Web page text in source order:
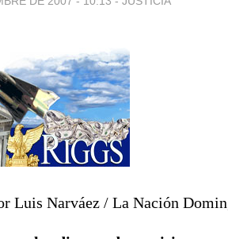
Luis Narváez / La Nación